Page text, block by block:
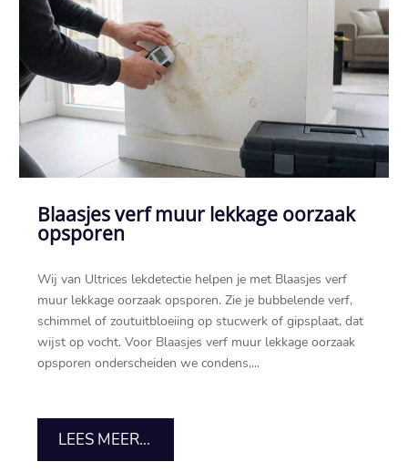
Blaasjes verf muur lekkage oorzaak
opsporen
Wij van Ultrices lekdetectie helpen je met Blaasjes verf
muur lekkage oorzaak opsporen.​ Zie je bubbelende verf,
schimmel of zoutuitbloeiing op stucwerk of gipsplaat, dat
wijst op vocht.​ Voor Blaasjes verf muur lekkage oorzaak
opsporen onderscheiden we condens,...
LEES MEER...